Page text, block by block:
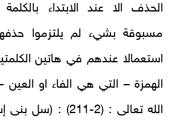
الحذف الا عند الابتداء
مسبوقة بشيء لم يلتزموا
استعمالا عندهم في هاتين
الهمزة – التي هي الفاء او العين
الله تعالى : (2-211) :